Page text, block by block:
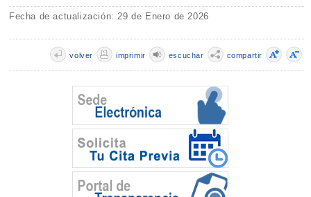
Fecha de actualización: 29 de Enero de 2026
compartir
escuchar
imprimir
volver